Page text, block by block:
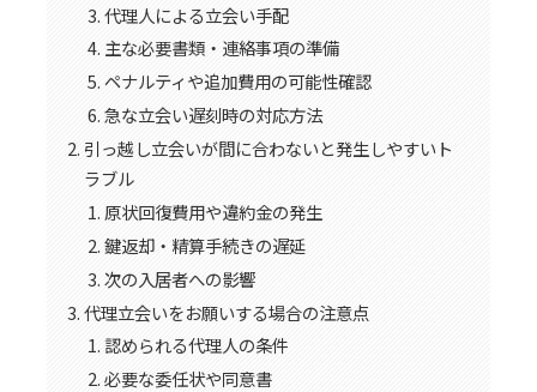
代理人による立会い手配
主な必要書類・連絡事項の準備
ペナルティや追加費用の可能性確認
急な立会い遅刻時の対応方法
引っ越し立会いが間に合わないと発生しやすいト
ラブル
原状回復費用や違約金の発生
鍵返却・精算手続きの遅延
次の入居者への影響
代理立会いをお願いする場合の注意点
認められる代理人の条件
必要な委任状や同意書